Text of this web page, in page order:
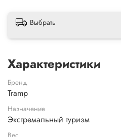
Выбрать
Характеристики
Бренд
Tramp
Назначение
Экстремальный туризм